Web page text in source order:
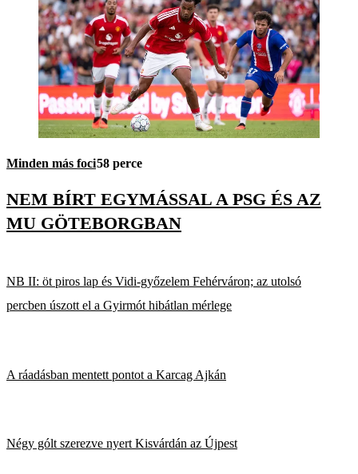
Minden más foci58 perce
NEM BÍRT EGYMÁSSAL A PSG ÉS AZ
MU GÖTEBORGBAN
NB II: öt piros lap és Vidi-győzelem Fehérváron; az utolsó
percben úszott el a Gyirmót hibátlan mérlege
A ráadásban mentett pontot a Karcag Ajkán
Négy gólt szerezve nyert Kisvárdán az Újpest